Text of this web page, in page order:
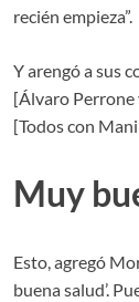
recién empieza”.
Y arengó a sus
[Álvaro Perrone
[Todos con
Muy
Esto, agregó
buena salud’.